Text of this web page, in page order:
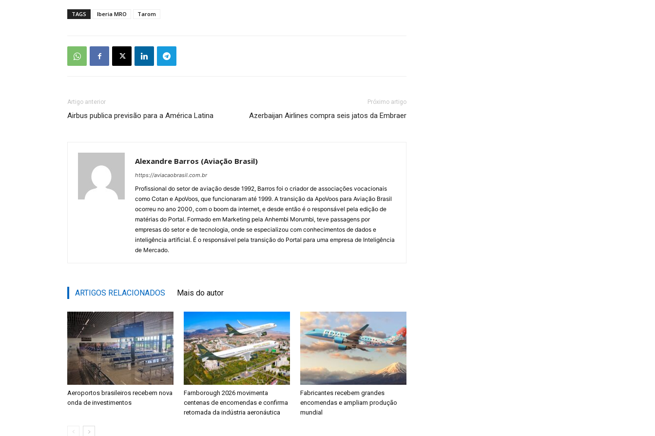
TAGS Iberia MRO Tarom
Artigo anterior
Airbus publica previsão para a América Latina
Próximo artigo
Azerbaijan Airlines compra seis jatos da Embraer
Alexandre Barros (Aviação Brasil)
https://aviacaobrasil.com.br
Profissional do setor de aviação desde 1992, Barros foi o criador de associações vocacionais
como Cotan e ApoVoos, que funcionaram até 1999. A transição da ApoVoos para Aviação Brasil
ocorreu no ano 2000, com o boom da internet, e desde então é o responsável pela edição de
matérias do Portal. Formado em Marketing pela Anhembi Morumbi, teve passagens por
empresas do setor e de tecnologia, onde se especializou com conhecimentos de dados e
inteligência artificial. É o responsável pela transição do Portal para uma empresa de Inteligência
de Mercado.
ARTIGOS RELACIONADOS Mais do autor
Aeroportos brasileiros recebem nova
onda de investimentos
Farnborough 2026 movimenta
centenas de encomendas e confirma
retomada da indústria aeronáutica
Fabricantes recebem grandes
encomendas e ampliam produção
mundial